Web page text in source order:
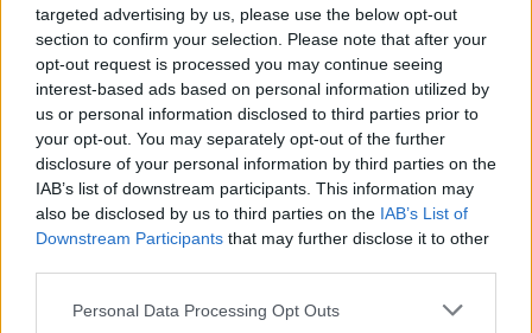
targeted advertising by us, please use the below opt-out
section to confirm your selection. Please note that after your
opt-out request is processed you may continue seeing
interest-based ads based on personal information utilized by
us or personal information disclosed to third parties prior to
your opt-out. You may separately opt-out of the further
disclosure of your personal information by third parties on the
IAB’s list of downstream participants. This information may
also be disclosed by us to third parties on the IAB’s List of
Downstream Participants that may further disclose it to other
Personal Data Processing Opt Outs
sker ulykker blandt de besøgende i gågaden,
tilføjer Peter Møller.
Formand: Fejl i belægning rettes løbende
Vi har forelagt kritikken for Park & Vej hos
Mariagerfjord Kommune, der ikke ønsker at udtale
sig.
De har i stedet henvist til Mariagerfjord
Kommunes kommunikationsafdeling, hvorfra
Over hele landet vil Månen bevæge sig ind foran
Solen, og afhængigt af hvor i Danmark man
befinder sig, vil op mod 86 procent af Solens skive
være dækket.
Det oplyser sol26 i en pressemeddelelse.
Formørkelsen topper omkring klokken 20.00, kort
før solnedgang, hvilket giver gode muligheder for
Vis mere
Del artikel
Kategorier